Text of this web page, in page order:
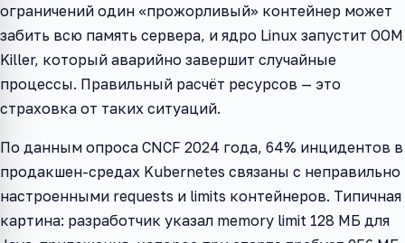
ограничений один «прожорливый» контейнер может
забить всю память сервера, и ядро Linux запустит OOM
Killer, который аварийно завершит случайные
процессы. Правильный расчёт ресурсов — это
страховка от таких ситуаций.
По данным опроса CNCF 2024 года, 64% инцидентов в
продакшен-средах Kubernetes связаны с неправильно
настроенными requests и limits контейнеров. Типичная
картина: разработчик указал memory limit 128 МБ для